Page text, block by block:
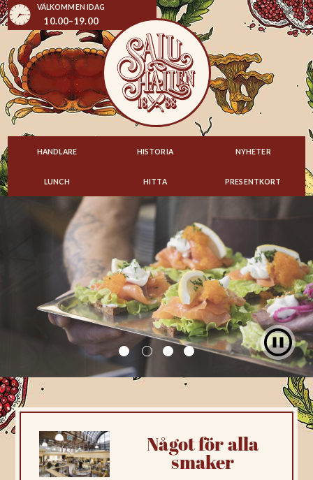
VÄLKOMMEN IDAG
10.00–19.00
HANDLARE HISTORIA NYHETER
LUNCH HITTA PRESENTKORT
Något för alla
smaker